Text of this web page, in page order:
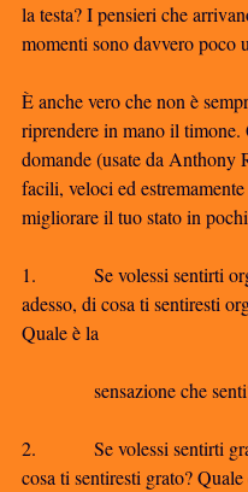
la testa? I pensieri che
momenti sono davvero poco
È anche vero che non è
riprendere in mano il timone.
domande (usate da Anthony
facili, veloci ed
migliorare il tuo stato in
1.            Se volessi sentirti
adesso, di cosa ti sentiresti
Quale è la
sensazione che
2.            Se volessi sentirti
cosa ti sentiresti grato? Quale